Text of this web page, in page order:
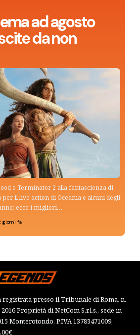
ad agosto
da non
e Terminator 2 alla fantascienza di
per il live action di Oceania e alcuni degli
ecco i migliori…
giorni fa
registrata presso il Tribunale di Roma, n.
Proprietà di NetCom S.r.l.s., sede in
Monterotondo, P.IVA 13783471009,